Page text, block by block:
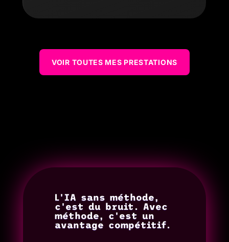
VOIR TOUTES MES PRESTATIONS
L'IA sans méthode,
c'est du bruit. Avec
méthode, c'est un
avantage compétitif.